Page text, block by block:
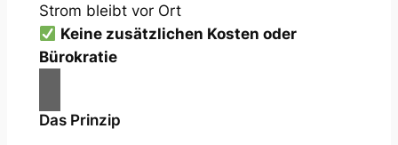
Strom bleibt vor Ort
Keine zusätzlichen Kosten oder
Bürokratie
Das Prinzip